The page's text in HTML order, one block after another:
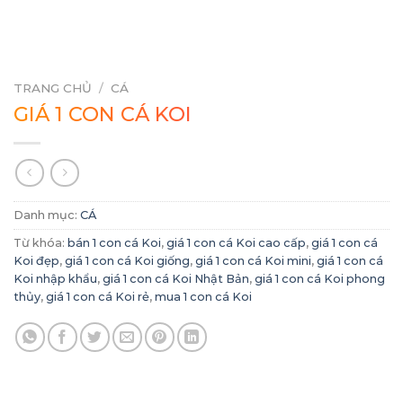
TRANG CHỦ / CÁ
GIÁ 1 CON CÁ KOI
Danh mục: CÁ
Từ khóa: bán 1 con cá Koi, giá 1 con cá Koi cao cấp, giá 1 con cá
Koi đẹp, giá 1 con cá Koi giống, giá 1 con cá Koi mini, giá 1 con cá
Koi nhập khẩu, giá 1 con cá Koi Nhật Bản, giá 1 con cá Koi phong
thủy, giá 1 con cá Koi rẻ, mua 1 con cá Koi